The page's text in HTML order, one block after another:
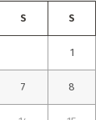
S S
1
7 8